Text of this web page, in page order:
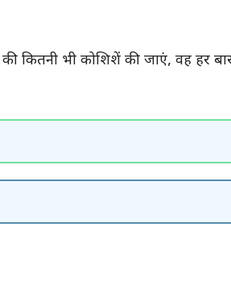
कितनी भी कोशिशें की जाएं, वह हर